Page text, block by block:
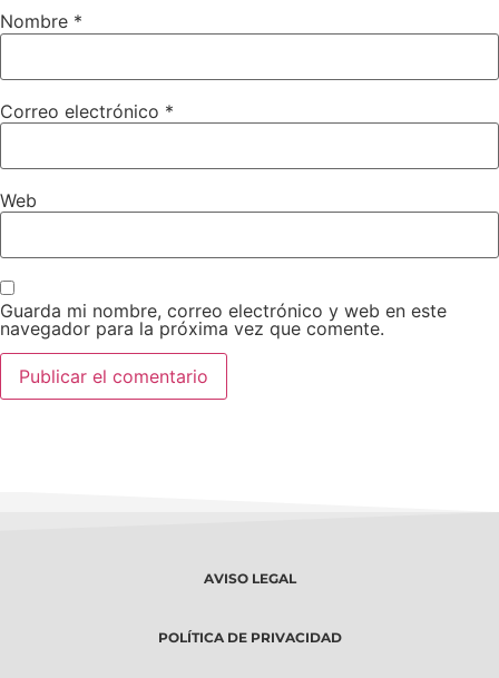
Nombre *
Correo electrónico *
Web
Guarda mi nombre, correo electrónico y web en este
navegador para la próxima vez que comente.
AVISO LEGAL
POLÍTICA DE PRIVACIDAD